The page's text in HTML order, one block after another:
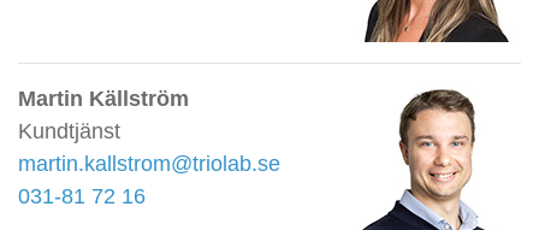
Martin Källström
Kundtjänst
martin.kallstrom@triolab.se
031-81 72 16